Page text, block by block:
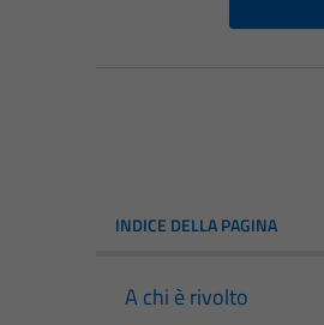
INDICE DELLA PAGINA
A chi è rivolto